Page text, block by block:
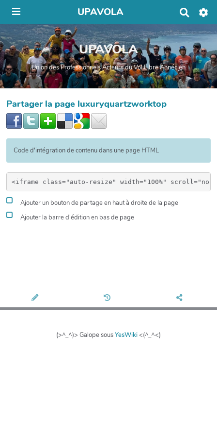
UPAVOLA
c
h
r
c
h
e
UPAVOLA
Union des Professionnels Acteurs du Vol Libre Annécien
Partager la page luxuryquartzworktop
Code d'intégration de contenu dans une page HTML
Ajouter un bouton de partage en haut à droite de la page
Ajouter la barre d'édition en bas de page
(>^_^)> Galope sousYesWiki<(^_^<)